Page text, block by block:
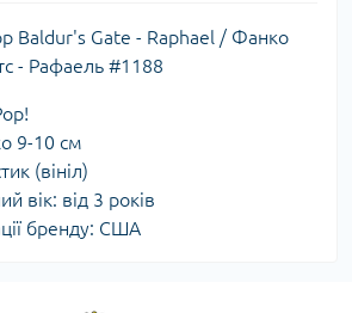
Baldur's Gate - Raphael / Фанко
- Рафаель #1188
9-10 см
(вініл)
вік: від 3 років
бренду: США